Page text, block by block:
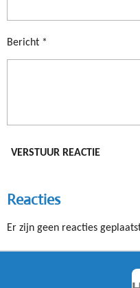
Bericht *
VERSTUUR REACTIE
Reacties
Er zijn geen reacties